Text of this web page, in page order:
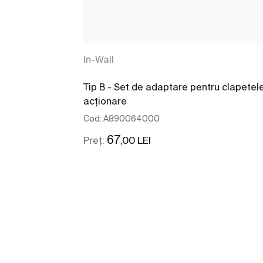
In-Wall
Tip B - Set de adaptare pentru
acționare
Cod: A890064000
Preț: 67 ,00 LEI